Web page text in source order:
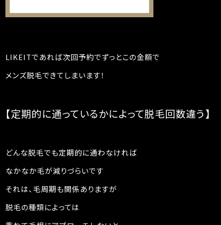
LIKEITであれば次回予約でずっとこの金額で
メンズ脱毛できてしまいます！
【定期的に通っているかによって脱毛回数違う】
どんな脱毛でも定期的に通わなければ
なかなか毛が減りづらいです
それは、毛周期も関係ありますが
脱毛の種類によっては